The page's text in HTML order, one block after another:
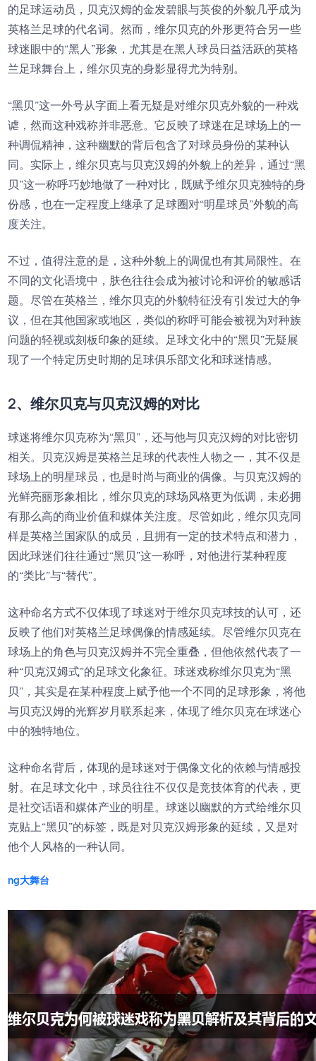
的足球运动员，贝克汉姆的金发碧眼与英俊的外貌几乎成为
英格兰足球的代名词。然而，维尔贝克的外形更符合另一些
球迷眼中的“黑人”形象，尤其是在黑人球员日益活跃的英格
兰足球舞台上，维尔贝克的身影显得尤为特别。
“黑贝”这一外号从字面上看无疑是对维尔贝克外貌的一种戏
谑，然而这种戏称并非恶意。它反映了球迷在足球场上的一
种调侃精神，这种幽默的背后包含了对球员身份的某种认
同。实际上，维尔贝克与贝克汉姆的外貌上的差异，通过“黑
贝”这一称呼巧妙地做了一种对比，既赋予维尔贝克独特的身
份感，也在一定程度上继承了足球圈对“明星球员”外貌的高
度关注。
不过，值得注意的是，这种外貌上的调侃也有其局限性。在
不同的文化语境中，肤色往往会成为被讨论和评价的敏感话
题。尽管在英格兰，维尔贝克的外貌特征没有引发过大的争
议，但在其他国家或地区，类似的称呼可能会被视为对种族
问题的轻视或刻板印象的延续。足球文化中的“黑贝”无疑展
现了一个特定历史时期的足球俱乐部文化和球迷情感。
2、维尔贝克与贝克汉姆的对比
球迷将维尔贝克称为“黑贝”，还与他与贝克汉姆的对比密切
相关。贝克汉姆是英格兰足球的代表性人物之一，其不仅是
球场上的明星球员，也是时尚与商业的偶像。与贝克汉姆的
光鲜亮丽形象相比，维尔贝克的球场风格更为低调，未必拥
有那么高的商业价值和媒体关注度。尽管如此，维尔贝克同
样是英格兰国家队的成员，且拥有一定的技术特点和潜力，
因此球迷们往往通过“黑贝”这一称呼，对他进行某种程度
的“类比”与“替代”。
这种命名方式不仅体现了球迷对于维尔贝克球技的认可，还
反映了他们对英格兰足球偶像的情感延续。尽管维尔贝克在
球场上的角色与贝克汉姆并不完全重叠，但他依然代表了一
种“贝克汉姆式”的足球文化象征。球迷戏称维尔贝克为“黑
贝”，其实是在某种程度上赋予他一个不同的足球形象，将他
与贝克汉姆的光辉岁月联系起来，体现了维尔贝克在球迷心
中的独特地位。
这种命名背后，体现的是球迷对于偶像文化的依赖与情感投
射。在足球文化中，球员往往不仅仅是竞技体育的代表，更
是社交话语和媒体产业的明星。球迷以幽默的方式给维尔贝
克贴上“黑贝”的标签，既是对贝克汉姆形象的延续，又是对
他个人风格的一种认同。
ng大舞台